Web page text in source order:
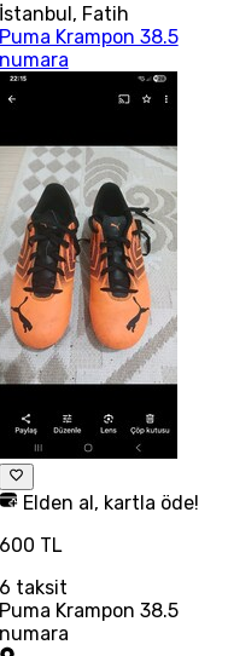
İstanbul, Fatih
Puma Krampon 38.5
numara
Elden al, kartla öde!
600 TL
6 taksit
Puma Krampon 38.5
numara